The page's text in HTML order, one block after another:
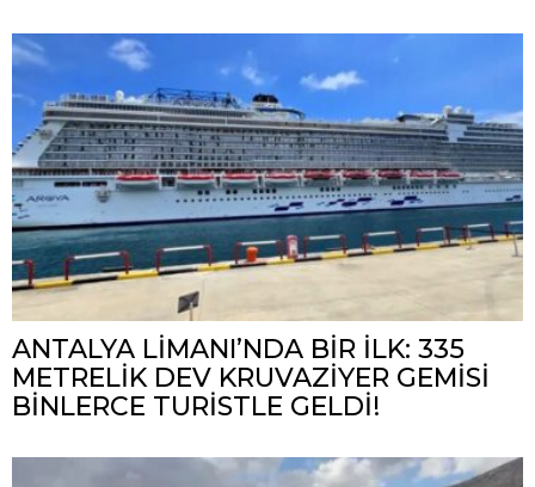
ANTALYA LİMANI’NDA BİR İLK: 335
METRELİK DEV KRUVAZİYER GEMİSİ
BİNLERCE TURİSTLE GELDİ!